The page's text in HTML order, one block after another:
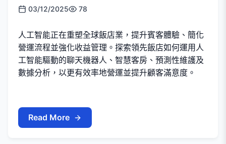
03/12/2025 78
人工智能正在重塑全球飯店業，提升賓客體驗、簡化
營運流程並強化收益管理。探索領先飯店如何運用人
工智能驅動的聊天機器人、智慧客房、預測性維護及
數據分析，以更有效率地營運並提升顧客滿意度。
Read More